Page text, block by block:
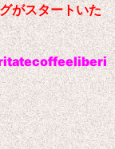
がスタートいた